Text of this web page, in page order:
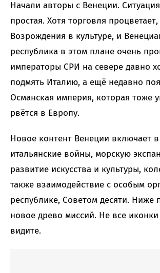
Начали авторы с Венеции.
простая. Хотя торговля
Возрождения в культуре, и
республика в этом плане очень
императоры СРИ на севере давно
подмять Италию, а ещё недавно
Османская империя, которая тоже
рвётся в Европу.
Новое контент Венеции включает в
итальянские войны, морскую
развитие искусства и культуры,
также взаимодействие с особым
республике, Советом десяти. Ниже
новое древо миссий. Не все
видите.